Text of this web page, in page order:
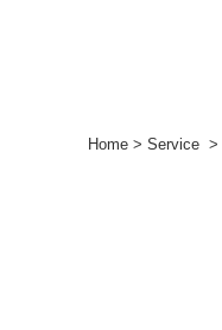
Home > Service >